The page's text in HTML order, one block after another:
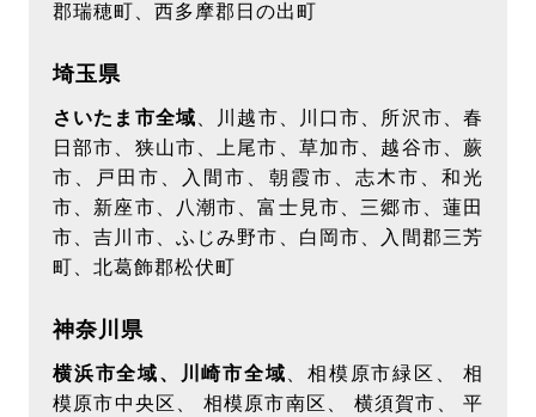
郡瑞穂町、西多摩郡日の出町
埼玉県
さいたま市全域 、川越市、川口市、所沢市、春
日部市、狭山市、上尾市、草加市、越谷市、蕨
市、戸田市、入間市、朝霞市、志木市、和光
市、新座市、八潮市、富士見市、三郷市、蓮田
市、吉川市、ふじみ野市、白岡市、入間郡三芳
町、北葛飾郡松伏町
神奈川県
横浜市全域、川崎市全域 、相模原市緑区、 相
模原市中央区、 相模原市南区、 横須賀市、 平